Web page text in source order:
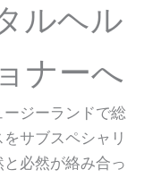
ルヘル
ナーへ
ジーランドで総
サブスペシャリ
必然が絡み合っ